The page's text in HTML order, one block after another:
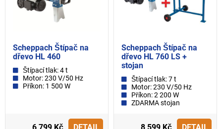
Scheppach Štípač na
dřevo HL 460
Štípací tlak: 4 t
Motor: 230 V/50 Hz
Příkon: 1 500 W
Scheppach Štípač na
dřevo HL 760 LS +
stojan
Štípací tlak: 7 t
Motor: 230 V/50 Hz
Příkon: 2 200 W
ZDARMA stojan